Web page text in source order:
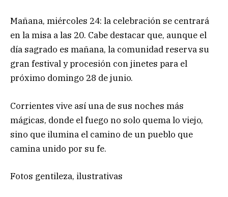
Mañana, miércoles 24: la celebración se centrará
en la misa a las 20. Cabe destacar que, aunque el
día sagrado es mañana, la comunidad reserva su
gran festival y procesión con jinetes para el
próximo domingo 28 de junio.
Corrientes vive así una de sus noches más
mágicas, donde el fuego no solo quema lo viejo,
sino que ilumina el camino de un pueblo que
camina unido por su fe.
Fotos gentileza, ilustrativas